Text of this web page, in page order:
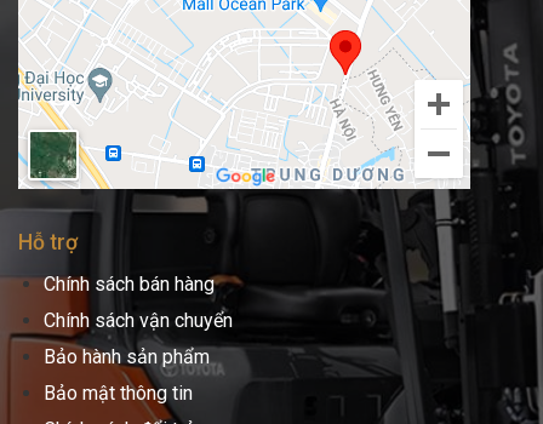
Hỗ trợ
Chính sách bán hàng
Chính sách vận chuyển
Bảo hành sản phẩm
Bảo mật thông tin